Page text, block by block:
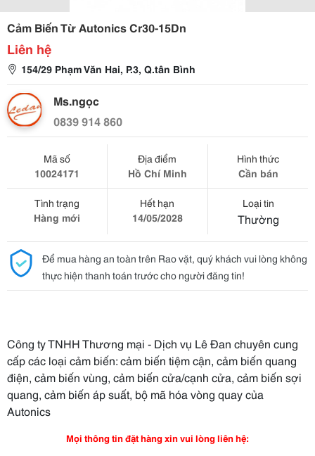
Cảm Biến Từ Autonics Cr30-15Dn
Liên hệ
154/29 Phạm Văn Hai, P.3, Q.tân Bình
Ms.ngọc
0839 914 860
Mã số
10024171
Địa điểm
Hồ Chí Minh
Hình thức
Cần bán
Tình trạng
Hàng mới
Hết hạn
14/05/2028
Loại tin
Thường
Để mua hàng an toàn trên Rao vặt, quý khách vui lòng không
thực hiện thanh toán trước cho người đăng tin!
Công ty TNHH Thương mại - Dịch vụ Lê Đan chuyên cung
cấp các loại cảm biến: cảm biến tiệm cận, cảm biến quang
điện, cảm biến vùng, cảm biến cửa/cạnh cửa, cảm biến sợi
quang, cảm biến áp suất, bộ mã hóa vòng quay của
Autonics
Mọi thông tin đặt hàng xin vui lòng liên hệ: